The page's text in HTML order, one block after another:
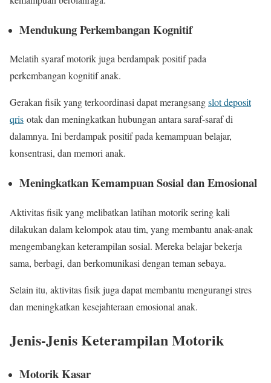
Mendukung Perkembangan Kognitif
Melatih syaraf motorik juga berdampak positif pada
perkembangan kognitif anak.
Gerakan fisik yang terkoordinasi dapat merangsangslot deposit
qris otak dan meningkatkan hubungan antara saraf-saraf di
dalamnya. Ini berdampak positif pada kemampuan belajar,
konsentrasi, dan memori anak.
Meningkatkan Kemampuan Sosial dan Emosional
Aktivitas fisik yang melibatkan latihan motorik sering kali
dilakukan dalam kelompok atau tim, yang membantu anak-anak
mengembangkan keterampilan sosial. Mereka belajar bekerja
sama, berbagi, dan berkomunikasi dengan teman sebaya.
Selain itu, aktivitas fisik juga dapat membantu mengurangi stres
dan meningkatkan kesejahteraan emosional anak.
Jenis-Jenis Keterampilan Motorik
Motorik Kasar